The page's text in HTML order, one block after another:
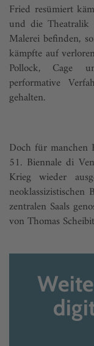
Fried resümiert
und die
Malerei befinden,
kämpfte auf
Pollock, Cage
performative
gehalten.
Doch für manchen
51. Biennale di
Krieg wieder
zentralen Saals
von Thomas